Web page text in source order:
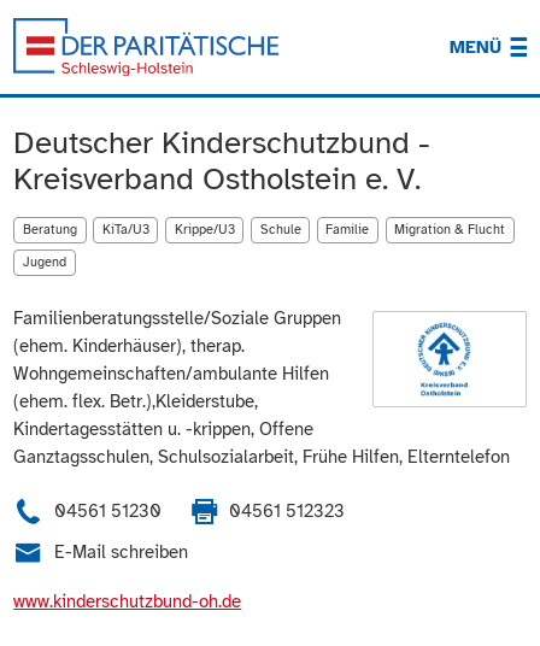
MENÜ
Deutscher Kinderschutzbund -
Kreisverband Ostholstein e. V.
Beratung KiTa/U3 Krippe/U3 Schule Familie
Migration & Flucht
Jugend
Familienberatungsstelle/Soziale Gruppen
(ehem. Kinderhäuser), therap.
Wohngemeinschaften/ambulante Hilfen
(ehem. flex. Betr.),Kleiderstube,
Kindertagesstätten u. -krippen, Offene
Ganztagsschulen, Schulsozialarbeit, Frühe Hilfen, Elterntelefon
04561 51230
04561 512323
E-Mail schreiben
www.kinderschutzbund-oh.de